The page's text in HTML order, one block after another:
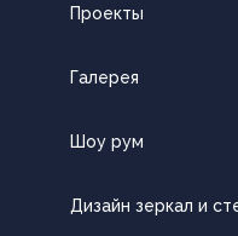
Проекты
Галерея
Шоу рум
Дизайн зеркал и